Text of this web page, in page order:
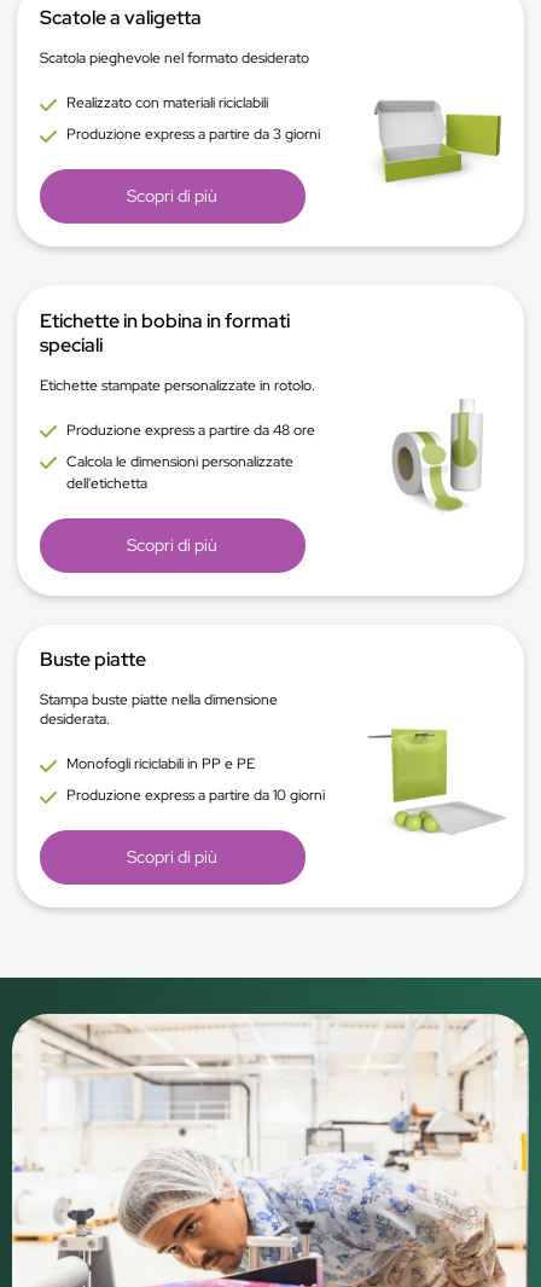
Scatole a valigetta
Scatola pieghevole nel formato desiderato
Realizzato con materiali riciclabili
Produzione express a partire da 3 giorni
Scopri di più
Etichette in bobina in formati
speciali
Etichette stampate personalizzate in rotolo.
Produzione express a partire da 48 ore
Calcola le dimensioni personalizzate
dell'etichetta
Scopri di più
Buste piatte
Stampa buste piatte nella dimensione
desiderata.
Monofogli riciclabili in PP e PE
Produzione express a partire da 10 giorni
Scopri di più